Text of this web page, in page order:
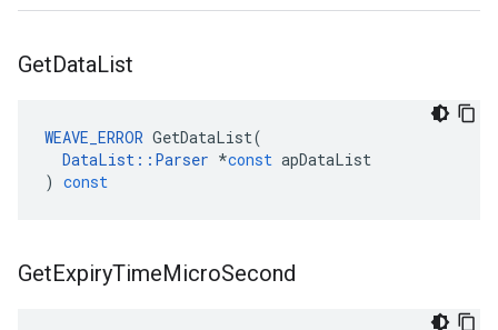
GetDataList
WEAVE_ERROR GetDataList(
DataList :: Parser *const apDataList
) const
GetExpiryTimeMicroSecond